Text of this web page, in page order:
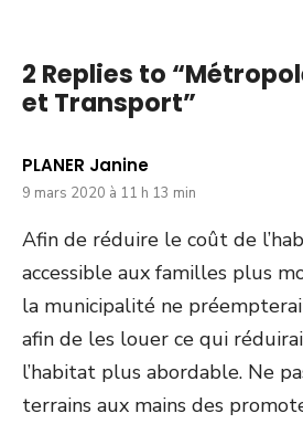
2 Replies to
et Transport”
PLANER Janine
9 mars 2020 à 11 h 13 min
Afin de réduire le coût de
accessible aux familles plus
la municipalité ne
afin de les louer ce qui
l’habitat plus abordable. Ne
terrains aux mains des